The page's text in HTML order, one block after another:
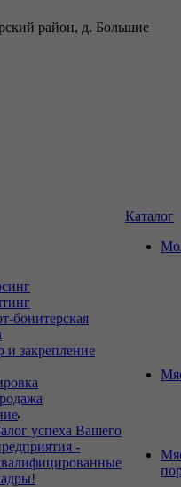
район, д. Большие
бонитерская
и закрепление
успеха Вашего
-
Каталог